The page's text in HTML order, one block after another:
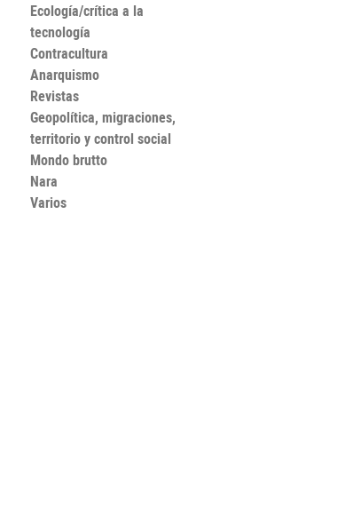
Ecología/crítica a la
tecnología
Contracultura
Anarquismo
Revistas
Geopolítica, migraciones,
territorio y control social
Mondo brutto
Nara
Varios